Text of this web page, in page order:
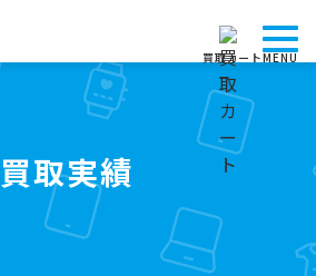
買取カートMENU
買取実績